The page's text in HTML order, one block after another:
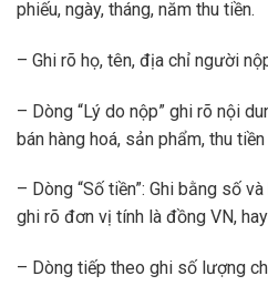
phiếu, ngày, tháng, năm thu tiền.
– Ghi rõ họ, tên, địa chỉ
– Dòng “Lý do nộp” ghi rõ nội
bán hàng hoá, sản phẩm, thu
– Dòng “Số tiền”: Ghi bằng số
ghi rõ đơn vị tính là đồng VN,
– Dòng tiếp theo ghi số lượng